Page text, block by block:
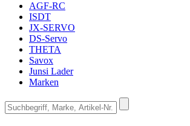
AGF-RC
ISDT
JX-SERVO
DS-Servo
THETA
Savox
Junsi Lader
Marken